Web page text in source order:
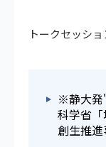
トークセッシ
※静大
科学省
創生推進